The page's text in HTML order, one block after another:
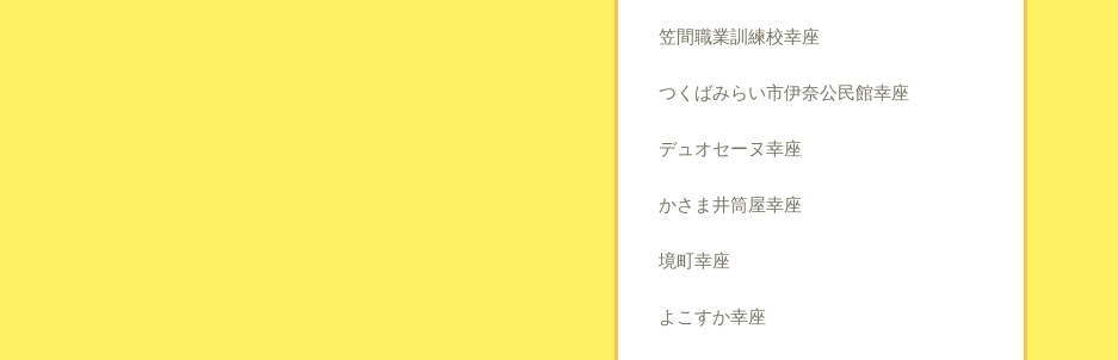
笠間職業訓練校幸座
つくばみらい市伊奈公民館幸座
デュオセーヌ幸座
かさま井筒屋幸座
境町幸座
よこすか幸座